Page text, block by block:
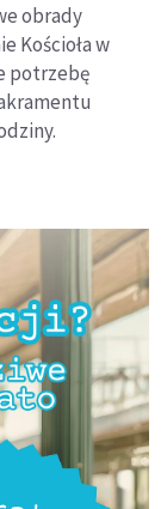
obrady
Kościoła w
potrzebę